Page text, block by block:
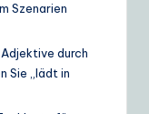
Szenarien
durch
Sie „lädt in